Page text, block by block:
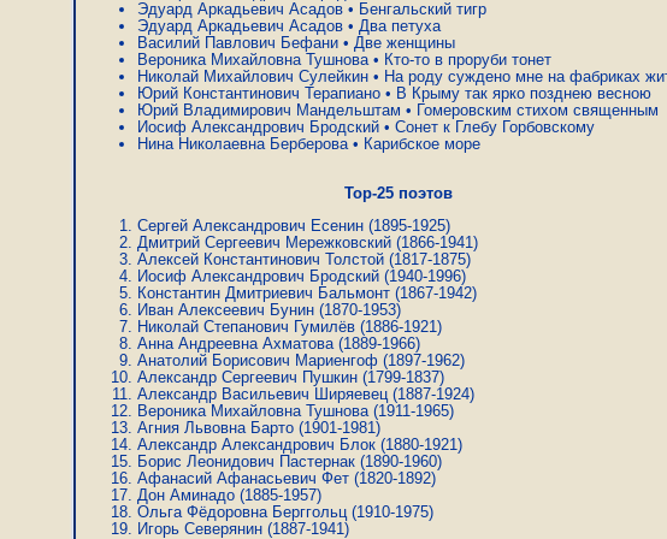
Эдуард Аркадьевич Асадов • Бенгальский тигр
Эдуард Аркадьевич Асадов • Два петуха
Василий Павлович Бефани • Две женщины
Вероника Михайловна Тушнова• Кто-то в проруби тонет
Николай Михайлович Сулейкин • На роду суждено мне на фабриках
Юрий Константинович Терапиано • В Крыму так ярко позднею весною
Юрий Владимирович Мандельштам • Гомеровским стихом священным
Иосиф Александрович Бродский • Сонет к Глебу Горбовскому
Нина Николаевна Берберова• Карибское море
Top-25 поэтов
Сергей Александрович Есенин (1895-1925)
Дмитрий Сергеевич Мережковский (1866-1941)
Алексей Константинович Толстой (1817-1875)
Иосиф Александрович Бродский (1940-1996)
Константин Дмитриевич Бальмонт (1867-1942)
Иван Алексеевич Бунин (1870-1953)
Николай Степанович Гумилёв (1886-1921)
Анна Андреевна Ахматова(1889-1966)
Анатолий Борисович Мариенгоф (1897-1962)
Александр Сергеевич Пушкин (1799-1837)
Александр Васильевич Ширяевец(1887-1924)
Вероника Михайловна Тушнова(1911-1965)
Агния Львовна Барто (1901-1981)
Александр Александрович Блок (1880-1921)
Борис Леонидович Пастернак (1890-1960)
Афанасий Афанасьевич Фет (1820-1892)
Дон Аминадо (1885-1957)
Ольга Фёдоровна Берггольц(1910-1975)
Игорь Северянин (1887-1941)